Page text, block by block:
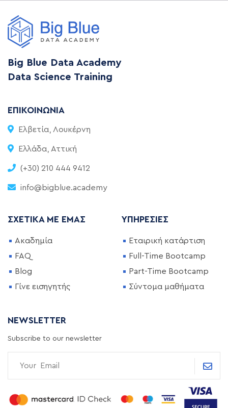
Big Blue Data Academy
Data Science Training
ΕΠΙΚΟΙΝΩΝΊΑ
Ελβετία, Λουκέρνη
Ελλάδα, Αττική
(+30) 210 444 9412
info@bigblue.academy
ΣΧΕΤΙΚΆ ΜΕ ΕΜΆΣ
Ακαδημία
FAQ
Blog
Γίνε εισηγητής
ΥΠΗΡΕΣΊΕΣ
Εταιρική κατάρτιση
Full-Time Bootcamp
Part-Time Bootcamp
Σύντομα μαθήματα
NEWSLETTER
Subscribe to our newsletter